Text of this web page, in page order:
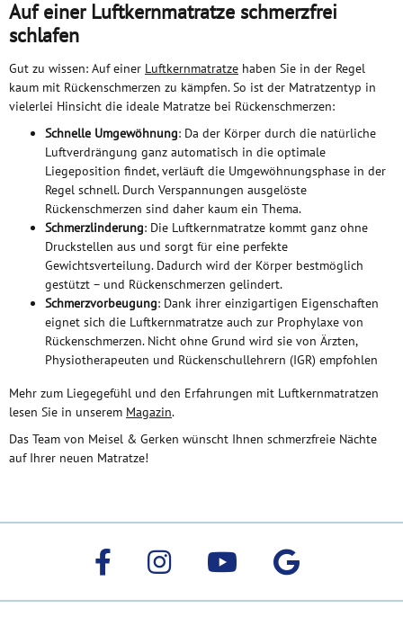
Auf einer Luftkernmatratze schmerzfrei
schlafen
Gut zu wissen: Auf einer Luftkernmatratze haben Sie in der Regel
kaum mit Rückenschmerzen zu kämpfen. So ist der Matratzentyp in
vielerlei Hinsicht die ideale Matratze bei Rückenschmerzen:
Schnelle Umgewöhnung: Da der Körper durch die natürliche
Luftverdrängung ganz automatisch in die optimale
Liegeposition findet, verläuft die Umgewöhnungsphase in der
Regel schnell. Durch Verspannungen ausgelöste
Rückenschmerzen sind daher kaum ein Thema.
Schmerzlinderung: Die Luftkernmatratze kommt ganz ohne
Druckstellen aus und sorgt für eine perfekte
Gewichtsverteilung. Dadurch wird der Körper bestmöglich
gestützt – und Rückenschmerzen gelindert.
Schmerzvorbeugung: Dank ihrer einzigartigen Eigenschaften
eignet sich die Luftkernmatratze auch zur Prophylaxe von
Rückenschmerzen. Nicht ohne Grund wird sie von Ärzten,
Physiotherapeuten und Rückenschullehrern (IGR) empfohlen
Mehr zum Liegegefühl und den Erfahrungen mit Luftkernmatratzen
lesen Sie in unserem Magazin.
Das Team von Meisel & Gerken wünscht Ihnen schmerzfreie Nächte
auf Ihrer neuen Matratze!